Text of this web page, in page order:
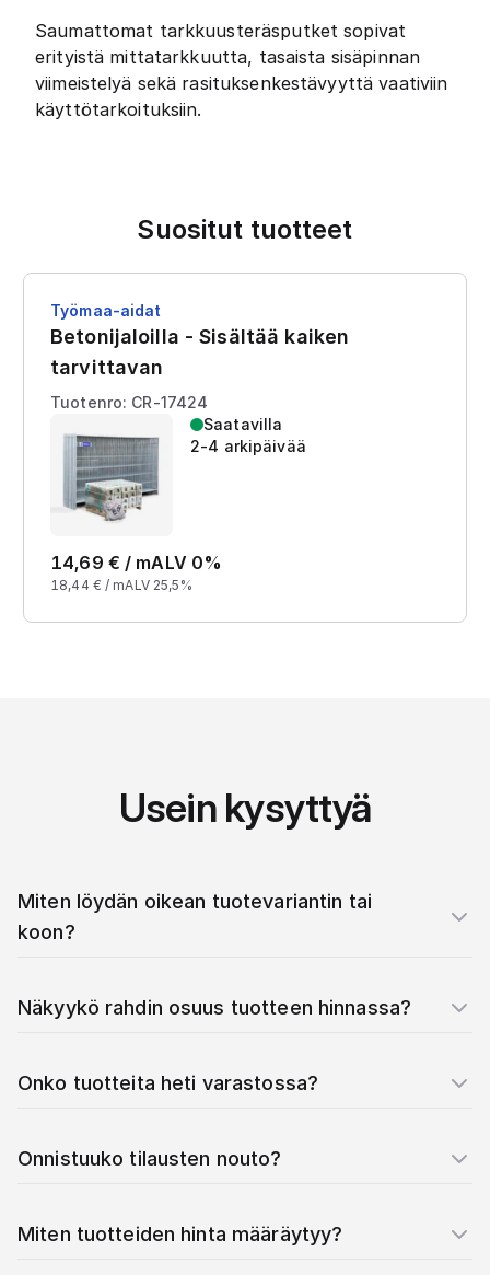
Saumattomat tarkkuusteräsputket sopivat
erityistä mittatarkkuutta, tasaista sisäpinnan
viimeistelyä sekä rasituksenkestävyyttä vaativiin
käyttötarkoituksiin.
Suositut tuotteet
Työmaa-aidat
Betonijaloilla - Sisältää kaiken
tarvittavan
Tuotenro: CR-17424
Saatavilla
2-4 arkipäivää
14,69 € / mALV 0%
18,44 € / mALV 25,5%
Usein kysyttyä
Miten löydän oikean tuotevariantin tai
koon?
Näkyykö rahdin osuus tuotteen hinnassa?
Onko tuotteita heti varastossa?
Onnistuuko tilausten nouto?
Miten tuotteiden hinta määräytyy?